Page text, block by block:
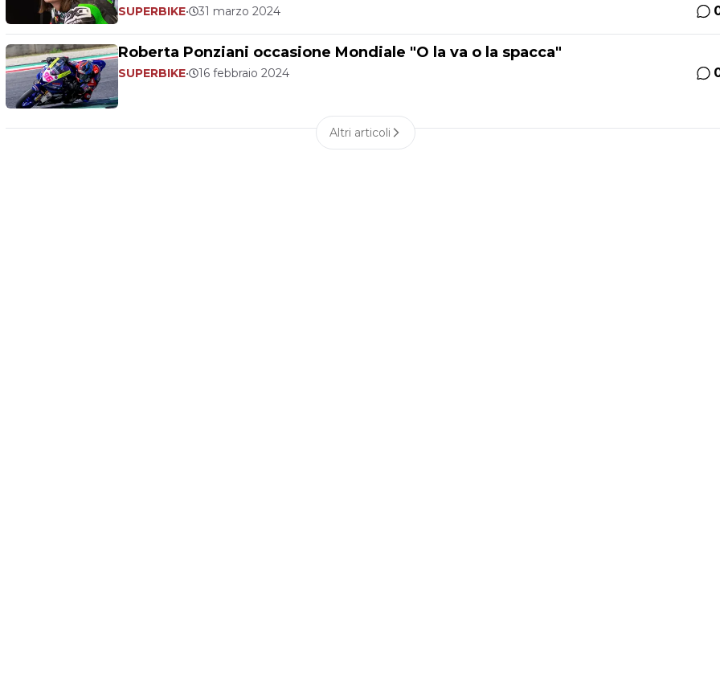
SUPERBIKE• 31 marzo 2024
Roberta Ponziani occasione Mondiale "O la va o la spacca"
SUPERBIKE• 16 febbraio 2024
Altri articoli